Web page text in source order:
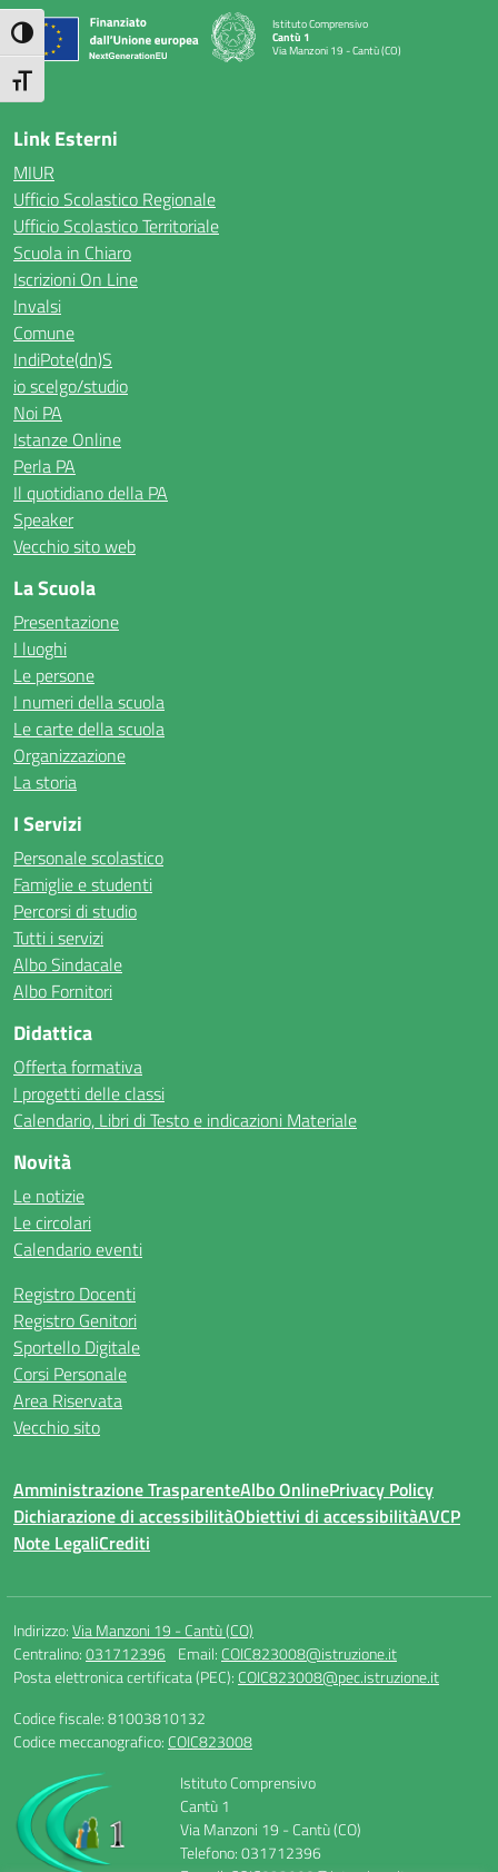
Attiva/disattiva alto contrasto
Attiva/disattiva dimensione testo
Istituto Comprensivo
Cantù 1
Via Manzoni 19 - Cantù (CO)
— Visita la pagina iniziale della scuola
Link Esterni
MIUR
Ufficio Scolastico Regionale
Ufficio Scolastico Territoriale
Scuola in Chiaro
Iscrizioni On Line
Invalsi
Comune
IndiPote(dn)S
io scelgo/studio
Noi PA
Istanze Online
Perla PA
Il quotidiano della PA
Speaker
Vecchio sito web
La Scuola
Presentazione
I luoghi
Le persone
I numeri della scuola
Le carte della scuola
Organizzazione
La storia
I Servizi
Personale scolastico
Famiglie e studenti
Percorsi di studio
Tutti i servizi
Albo Sindacale
Albo Fornitori
Didattica
Offerta formativa
I progetti delle classi
Calendario, Libri di Testo e indicazioni Materiale
Novità
Le notizie
Le circolari
Calendario eventi
Registro Docenti
Registro Genitori
Sportello Digitale
Corsi Personale
Area Riservata
Vecchio sito
Amministrazione TrasparenteAlbo OnlinePrivacy Policy
Dichiarazione di accessibilitàObiettivi di accessibilitàAVCP
Note LegaliCrediti
Indirizzo:Via Manzoni 19 - Cantù (CO)
Centralino:031712396 Email: COIC823008@istruzione.it
Posta elettronica certificata (PEC): COIC823008@pec.istruzione.it
Codice fiscale: 81003810132
Codice meccanografico: COIC823008
Istituto Comprensivo
Cantù 1
Via Manzoni 19 - Cantù (CO)
Telefono: 031712396